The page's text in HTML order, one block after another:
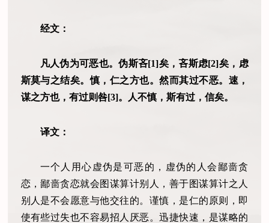
经文：
凡人伪为可恶也。伪斯吝[1]矣，吝斯虑[2]矣，虑
斯莫与之结矣。慎，仁之方也。然而其过不恶。速，
谋之方也，有过则咎[3]。人不慎，斯有过，信矣。
译文：
一个人用心虚伪是可恶的，虚伪的人会鄙啬贪
恋，鄙啬贪恋就会图谋算计别人，善于图谋算计之人
别人是不会愿意与他交往的。谨慎，是仁的原则，即
使有些过失也不容易招人厌恶。迅捷快速，是谋略的